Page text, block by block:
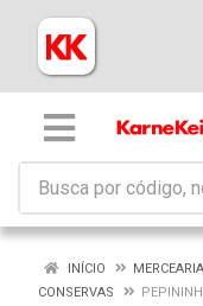
INÍCIO
CONSERVAS